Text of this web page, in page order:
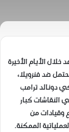
الأيام الأخيرة
ضد فنزويلا،
دونالد ترامب
النقاشات كبار
وقيادات من
الممكنة.